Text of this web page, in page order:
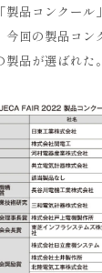
製品コンクー
今回の製品コン
製品が選ばれた。